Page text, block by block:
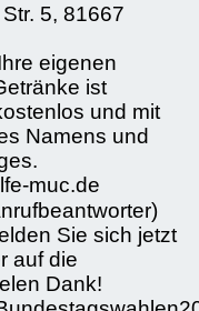
5, 81667
eigenen
ist
und mit
Namens und
muc.de
Sie sich jetzt
auf die
Dank!